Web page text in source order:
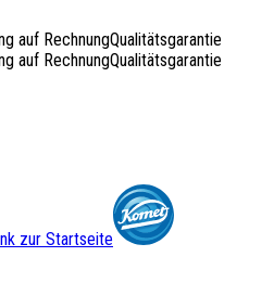
auf RechnungQualitätsgarantie
auf RechnungQualitätsgarantie
zur Startseite